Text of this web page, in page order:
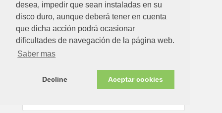
desea, impedir que sean instaladas en su
disco duro, aunque deberá tener en cuenta
que dicha acción podrá ocasionar
dificultades de navegación de la página web.
Saber mas
Decline Aceptar cookies
Ver detalle